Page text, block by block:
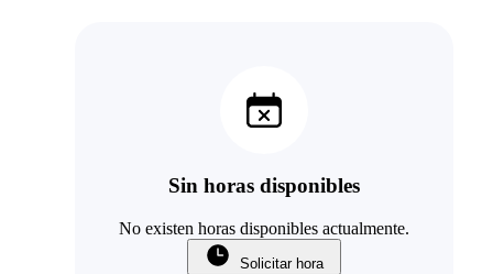
Sin horas disponibles
No existen horas disponibles actualmente.
Solicitar hora